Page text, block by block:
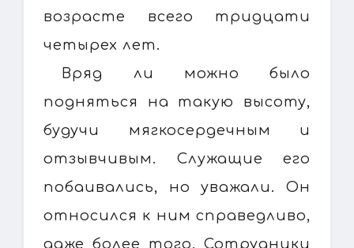
возрасте всего тридцати
четырех лет.
Вряд ли можно было
подняться на такую высоту,
будучи мягкосердечным и
отзывчивым. Служащие его
побаивались, но уважали. Он
относился к ним справедливо,
даже более того. Сотрудники